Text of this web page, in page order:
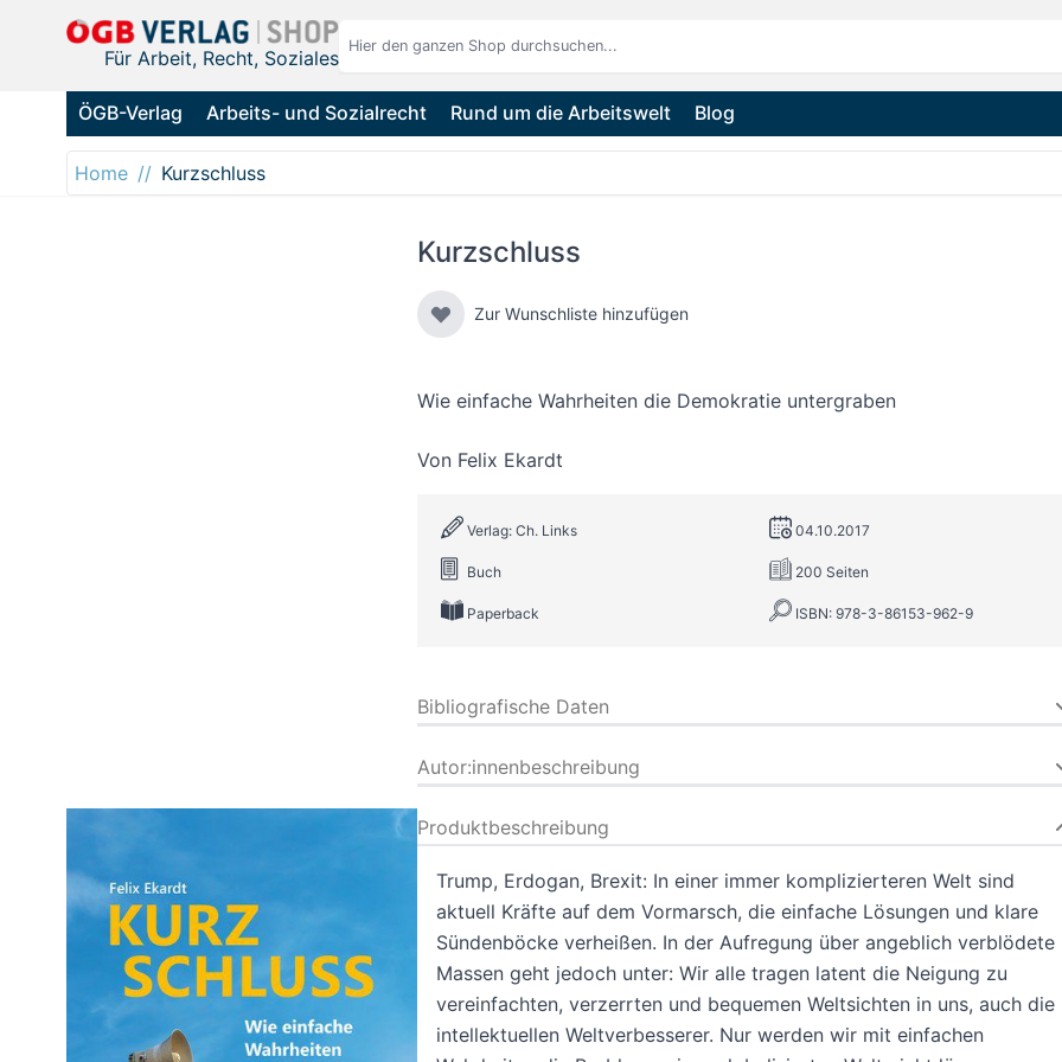
Direkt zum Inhalt
Für Arbeit, Recht, Soziales
ÖGB-Verlag Arbeits- und Sozialrecht Rund um die Arbeitswelt Blog
Home Kurzschluss
Kurzschluss
Zur Wunschliste hinzufügen
Wie einfache Wahrheiten die Demokratie untergraben
Von Felix Ekardt
Verlag: Ch. Links 04.10.2017
Buch 200 Seiten
Paperback ISBN: 978-3-86153-962-9
Bibliografische Daten
Autor:innenbeschreibung
Produktbeschreibung
Trump, Erdogan, Brexit: In einer immer komplizierteren Welt sind
aktuell Kräfte auf dem Vormarsch, die einfache Lösungen und klare
Sündenböcke verheißen. In der Aufregung über angeblich verblödete
Massen geht jedoch unter: Wir alle tragen latent die Neigung zu
vereinfachten, verzerrten und bequemen Weltsichten in uns, auch die
intellektuellen Weltverbesserer. Nur werden wir mit einfachen